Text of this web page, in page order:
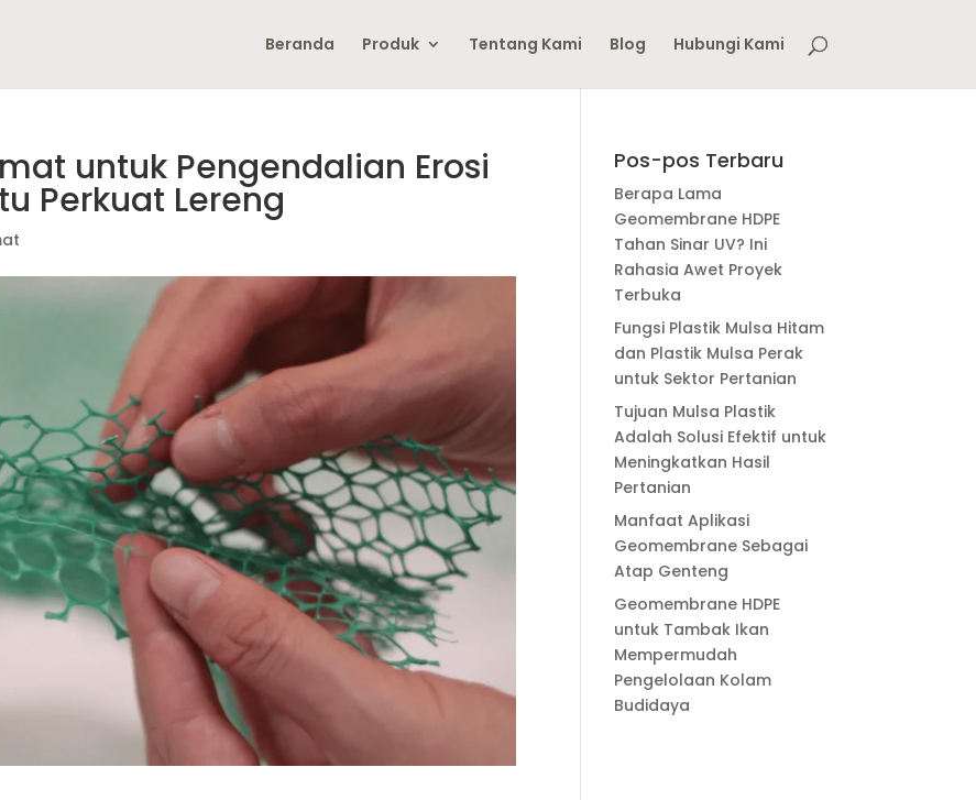
Beranda Produk Tentang Kami Blog Hubungi Kami
untuk Pengendalian Erosi
Perkuat Lereng
Pos-pos Terbaru
Berapa Lama
Geomembrane HDPE
Tahan Sinar UV? Ini
Rahasia Awet Proyek
Terbuka
Fungsi Plastik Mulsa Hitam
dan Plastik Mulsa Perak
untuk Sektor Pertanian
Tujuan Mulsa Plastik
Adalah Solusi Efektif untuk
Meningkatkan Hasil
Pertanian
Manfaat Aplikasi
Geomembrane Sebagai
Atap Genteng
Geomembrane HDPE
untuk Tambak Ikan
Mempermudah
Pengelolaan Kolam
Budidaya